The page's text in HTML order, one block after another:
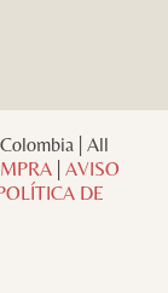
| All
AVISO
DE